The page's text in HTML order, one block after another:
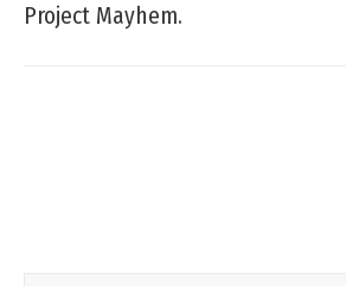
Project Mayhem.